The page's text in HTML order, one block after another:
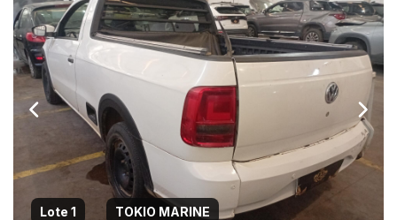
Lote 1 TOKIO MARINE